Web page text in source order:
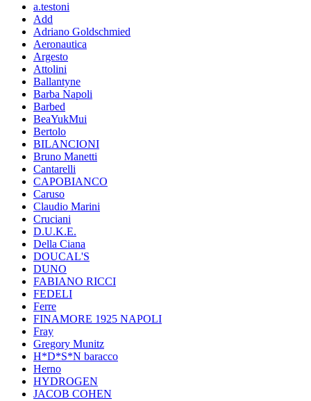
a.testoni
Add
Adriano Goldschmied
Aeronautica
Argesto
Attolini
Ballantyne
Barba Napoli
Barbed
BeaYukMui
Bertolo
BILANCIONI
Bruno Manetti
Cantarelli
CAPOBIANCO
Caruso
Claudio Marini
Cruciani
D.U.K.E.
Della Ciana
DOUCAL'S
DUNO
FABIANO RICCI
FEDELI
Ferre
FINAMORE 1925 NAPOLI
Fray
Gregory Munitz
H*D*S*N baracco
Herno
HYDROGEN
JACOB COHEN